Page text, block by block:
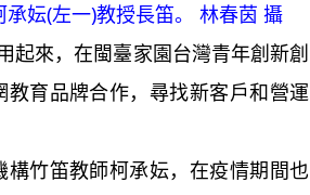
妘(左一)教授長笛。 林春茵 攝
來，在閩臺家園台灣青年創新創
育品牌合作，尋找新客戶和營運
竹笛教師柯承妘，在疫情期間也